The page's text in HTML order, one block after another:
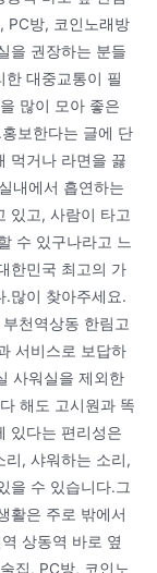
PC방, 코인노래방
을 권장하는 분들
대중교통이 필
많이 모아 좋은
보한다는 글에 단
먹거나 라면을 끓
내에서 흡연하는
있고, 사람이 타고
수 있구나라고 느
한민국 최고의 가
.많이 찾아주세요.
천역상동 한림고
서비스로 보답하
사워실을 제외한
해도 고시원과 똑
있다는 편리성은
리, 샤워하는 소리,
을 수 있습니다.그
활은 주로 밖에서
상동역 바로 옆
집, PC방, 코인노